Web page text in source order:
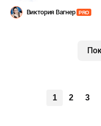
Виктория Вагнер PRO
1 2 3